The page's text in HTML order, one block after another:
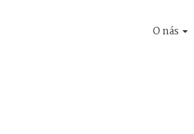
O nás